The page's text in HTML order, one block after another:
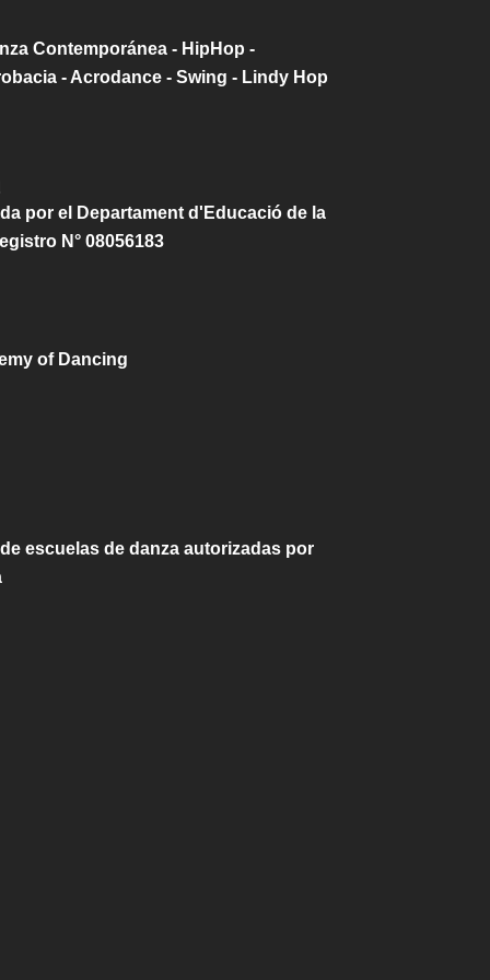
Contemporánea - HipHop -
- Acrodance - Swing - Lindy Hop
por el Departament d'Educació de la
N° 08056183
of Dancing
escuelas de danza autorizadas por